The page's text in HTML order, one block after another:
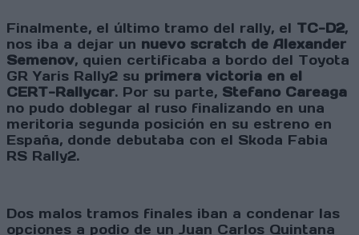
Finalmente, el último tramo del rally, el TC-D2,
nos iba a dejar un nuevo scratch de Alexander
Semenov, quien certificaba a bordo del Toyota
GR Yaris Rally2 su primera victoria en el
CERT-Rallycar. Por su parte, Stefano Careaga
no pudo doblegar al ruso finalizando en una
meritoria segunda posición en su estreno en
España, donde debutaba con el Skoda Fabia
RS Rally2.
Dos malos tramos finales iban a condenar las
opciones a podio de un Juan Carlos Quintana